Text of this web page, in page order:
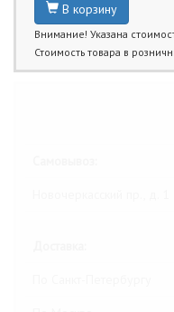
В корзину
Внимание! Указана
Стоимость товара в